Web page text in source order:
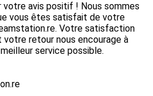
votre avis positif ! Nous sommes
vous êtes satisfait de votre
Votre satisfaction
retour nous encourage à
service possible.